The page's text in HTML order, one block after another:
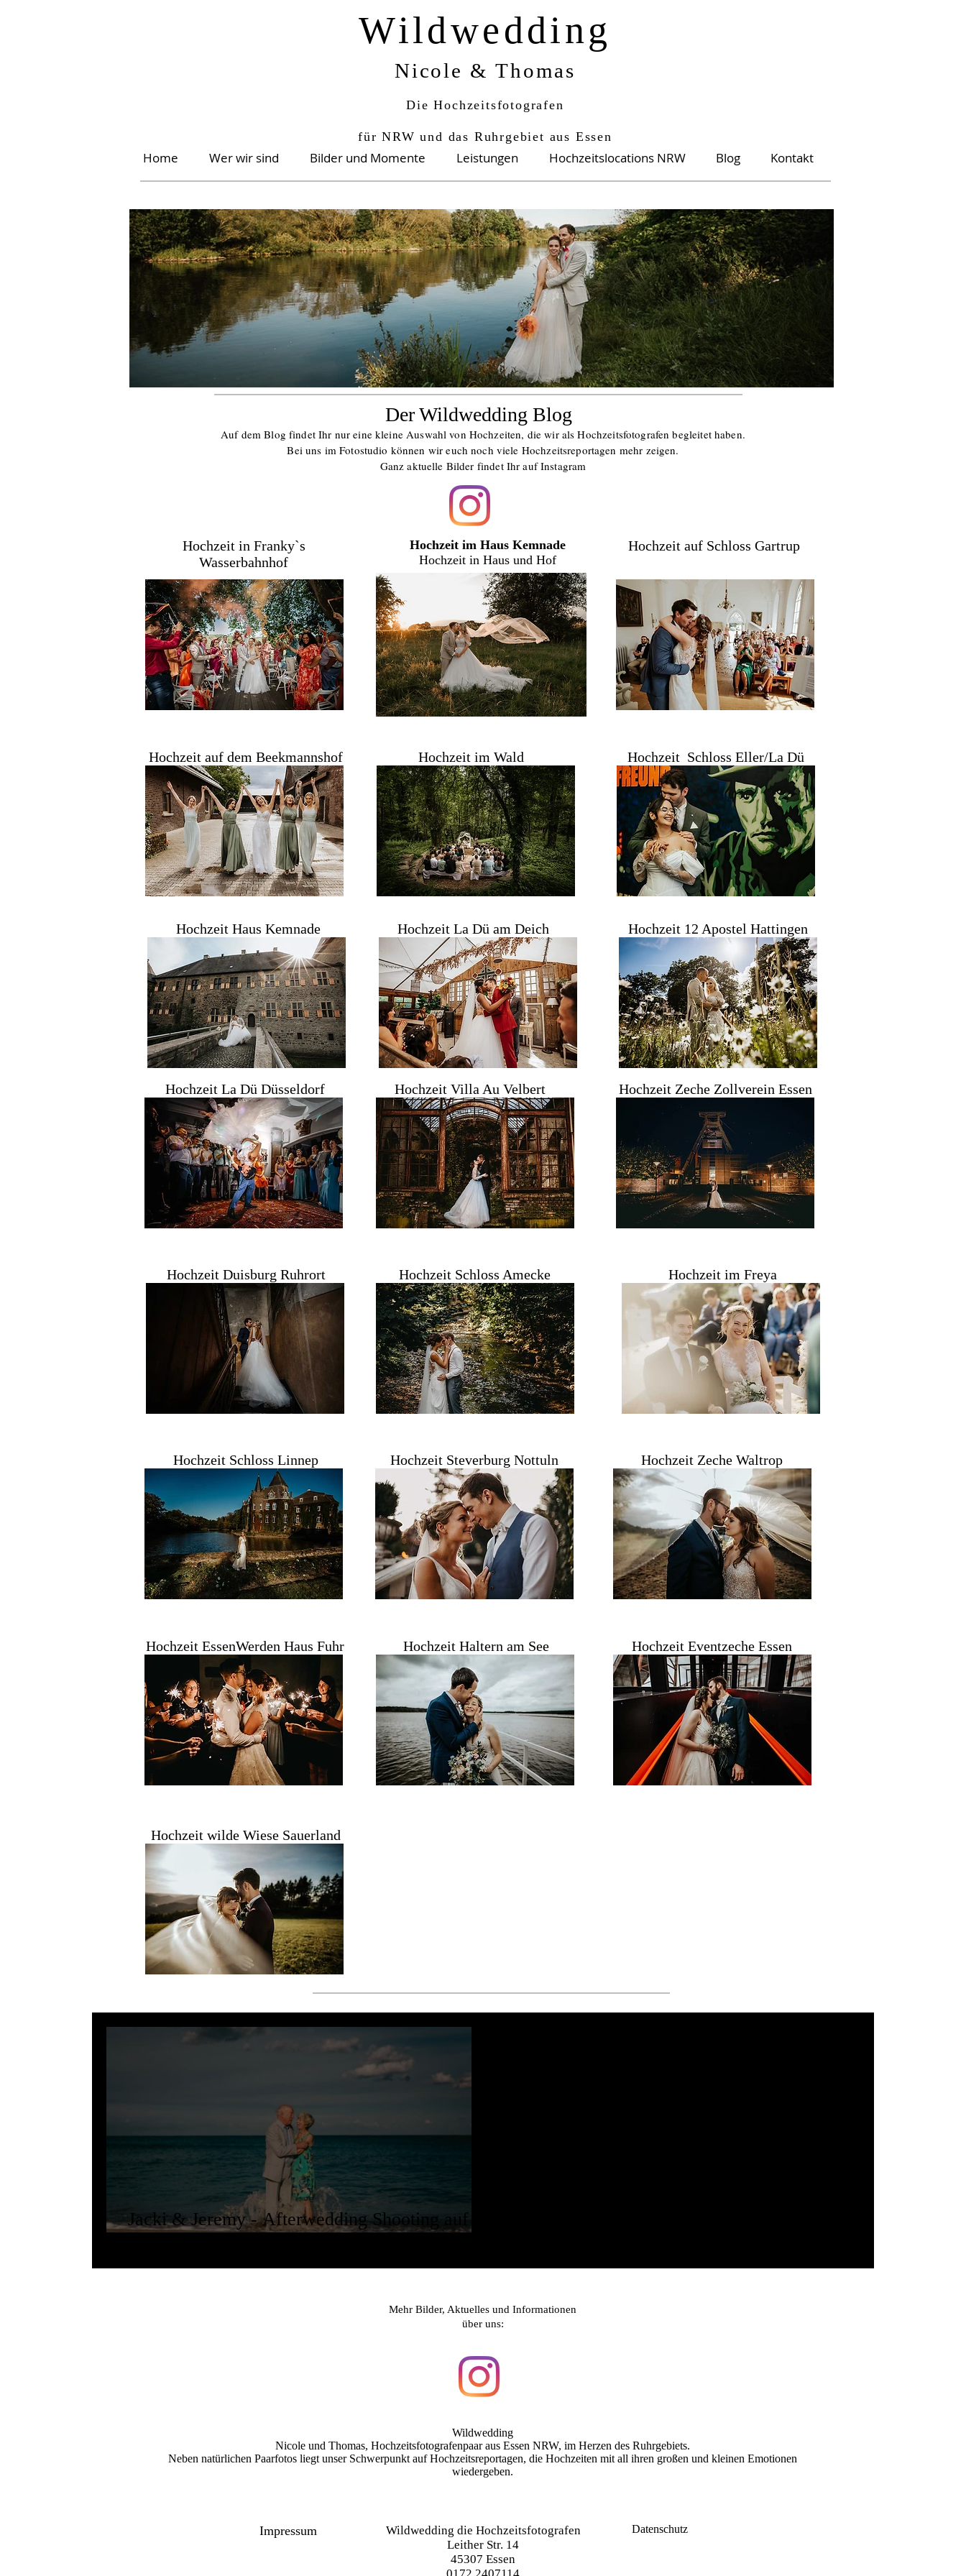
Home Wer wir sind Bilder und Momente Leistungen Hochzeitslocations NRW Blog Kontakt
Wildwedding
Nicole & Thomas
Die Hochzeitsfotografen
für NRW und das Ruhrgebiet aus Essen
Der Wildwedding Blog
Auf dem Blog findet Ihr nur eine kleine Auswahl von Hochzeiten, die wir als Hochzeitsfotografen begleitet haben.
Bei uns im Fotostudio können wir euch noch viele Hochzeitsreportagen mehr zeigen.
Ganz aktuelle Bilder findet Ihr auf Instagram
Hochzeit in Franky`s
Wasserbahnhof
Hochzeit im Haus Kemnade
Hochzeit in Haus und Hof
Hochzeit auf Schloss Gartrup
Hochzeit auf dem Beekmannshof Hochzeit im Wald Hochzeit Schloss Eller/La Dü
Hochzeit Haus Kemnade Hochzeit La Dü am Deich Hochzeit 12 Apostel Hattingen
Hochzeit La Dü Düsseldorf Hochzeit Villa Au Velbert Hochzeit Zeche Zollverein Essen
Hochzeit Duisburg Ruhrort Hochzeit Schloss Amecke Hochzeit im Freya
Hochzeit Schloss Linnep Hochzeit Steverburg Nottuln Hochzeit Zeche Waltrop
Hochzeit EssenWerden Haus Fuhr Hochzeit Haltern am See Hochzeit Eventzeche Essen
Hochzeit wilde Wiese Sauerland
Jacki & Jeremy - Afterwedding Shooting auf
Mehr Bilder, Aktuelles und Informationen
über uns:
Wildwedding
Nicole und Thomas, Hochzeitsfotografenpaar aus Essen NRW, im Herzen des Ruhrgebiets.
Neben natürlichen Paarfotos liegt unser Schwerpunkt auf Hochzeitsreportagen, die Hochzeiten mit all ihren großen und kleinen Emotionen
wiedergeben.
Wildwedding die Hochzeitsfotografen
Leither Str. 14
45307 Essen
Impressum Datenschutz